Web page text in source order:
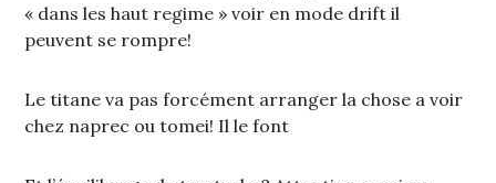
« dans les haut regime » voir en mode drift il
peuvent se rompre!
Le titane va pas forcément arranger la chose a voir
chez naprec ou tomei! Il le font